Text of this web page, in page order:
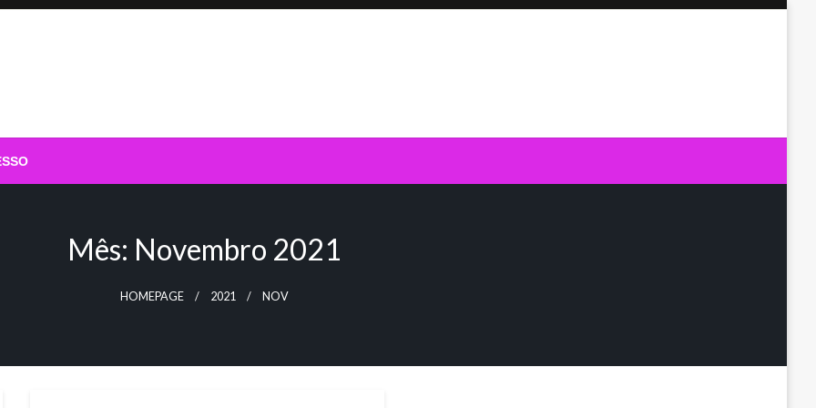
Mês: Novembro 2021
HOMEPAGE 2021 NOV